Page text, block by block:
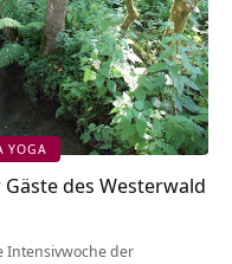
YOGA
des Westerwald
Intensivwoche der